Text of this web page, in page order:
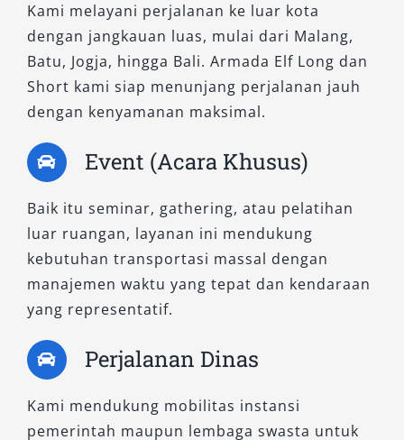
kepada layanan rental mobil Elf Kediri
terpercaya dari Salsa Wisata, demi
kenyamanan dan efisiensi setiap perjalanan
rombongan Anda.
Kami melayani perjalanan ke luar kota
dengan jangkauan luas, mulai dari Malang,
Batu, Jogja, hingga Bali. Armada Elf Long dan
Short kami siap menunjang perjalanan jauh
dengan kenyamanan maksimal.
Event (Acara Khusus)
Baik itu seminar, gathering, atau pelatihan
luar ruangan, layanan ini mendukung
kebutuhan transportasi massal dengan
manajemen waktu yang tepat dan kendaraan
yang representatif.
Perjalanan Dinas
Kami mendukung mobilitas instansi
pemerintah maupun lembaga swasta untuk